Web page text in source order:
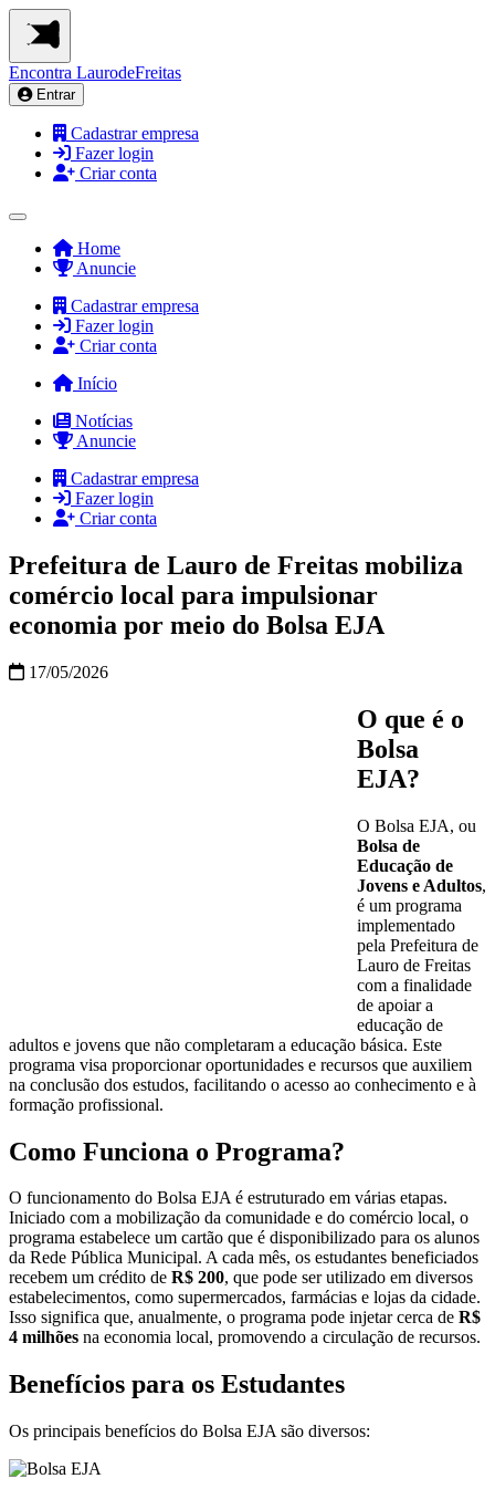
Encontra LaurodeFreitas
Entrar
Cadastrar empresa
Fazer login
Criar conta
Home
Anuncie
Cadastrar empresa
Fazer login
Criar conta
Início
Notícias
Anuncie
Cadastrar empresa
Fazer login
Criar conta
Prefeitura de Lauro de Freitas mobiliza
comércio local para impulsionar
economia por meio do Bolsa EJA
17/05/2026
O que é o
Bolsa
EJA?
O Bolsa EJA, ou
Bolsa de
Educação de
Jovens e Adultos,
é um programa
implementado
pela Prefeitura de
Lauro de Freitas
com a finalidade
de apoiar a
educação de
adultos e jovens que não completaram a educação básica. Este
programa visa proporcionar oportunidades e recursos que auxiliem
na conclusão dos estudos, facilitando o acesso ao conhecimento e à
formação profissional.
Como Funciona o Programa?
O funcionamento do Bolsa EJA é estruturado em várias etapas.
Iniciado com a mobilização da comunidade e do comércio local, o
programa estabelece um cartão que é disponibilizado para os alunos
da Rede Pública Municipal. A cada mês, os estudantes beneficiados
recebem um crédito de R$ 200, que pode ser utilizado em diversos
estabelecimentos, como supermercados, farmácias e lojas da cidade.
Isso significa que, anualmente, o programa pode injetar cerca de R$
4 milhões na economia local, promovendo a circulação de recursos.
Benefícios para os Estudantes
Os principais benefícios do Bolsa EJA são diversos: